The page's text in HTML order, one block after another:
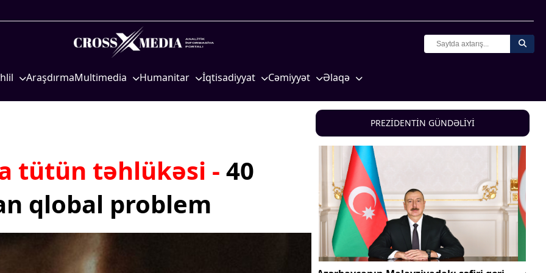
AraşdırmaMultimedia Humanitar
Mədəniyyətimizin Zəfəri
Zəfər Diasporu
İqtisadiyyat
Kənd təsərrüfatı
Hərbi sənaye
nəqliyyat
Cəmiyyət
Məhkəmə və hüquq
Gənclər və İdman
Media və QHT
Əlaqə
tütün təhlükəsi - 40
qlobal problem
PREZİDENTİN GÜNDƏLİYİ